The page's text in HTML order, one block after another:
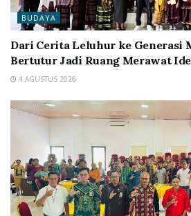
BUDAYA
Dari Cerita Leluhur ke Generasi
Bertutur Jadi Ruang Merawat
4 AGUSTUS 2026